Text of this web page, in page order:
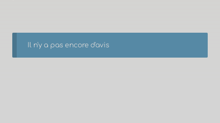
Il n'y a pas encore d'avis